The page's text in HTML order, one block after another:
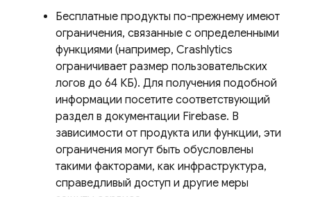
Бесплатные продукты по-прежнему имеют
ограничения, связанные с определенными
функциями (например, Crashlytics
ограничивает размер пользовательских
логов до 64 КБ). Для получения подобной
информации посетите соответствующий
раздел в документации Firebase. В
зависимости от продукта или функции, эти
ограничения могут быть обусловлены
такими факторами, как инфраструктура,
справедливый доступ и другие меры